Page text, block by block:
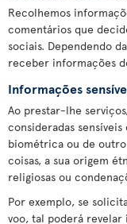
Recolhemos
comentários que
sociais. Dependendo
receber informações
Informações
Ao prestar-lhe
consideradas
biométrica ou de
coisas, a sua origem
religiosas ou
Por exemplo, se
voo, tal poderá revelar